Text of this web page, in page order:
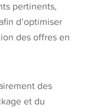
pertinents,
d’optimiser
des offres en
des
et du